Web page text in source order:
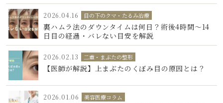
2026.04.16 目の下のクマ・たるみ治療
裏ハムラ法のダウンタイムは何日？術後4時間〜14
日目の経過・バレない目安を解説
2026.02.13 二重・まぶたの整形
【医師が解説】上まぶたのくぼみ目の原因とは？
2026.01.06 美容医療コラム